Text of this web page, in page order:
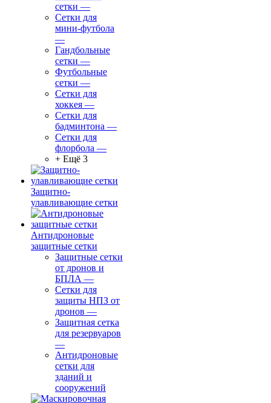
сетки —
Сетки для
мини-футбола
—
Гандбольные
сетки —
Футбольные
сетки —
Сетки для
хоккея —
Сетки для
бадминтона —
Сетки для
флорбола —
+ Ещё 3
Защитно-
улавливающие сетки
Антидроновые
защитные сетки
Защитные сетки
от дронов и
БПЛА —
Сетки для
защиты НПЗ от
дронов —
Защитная сетка
для резервуаров
—
Антидроновые
сетки для
зданий и
сооружений